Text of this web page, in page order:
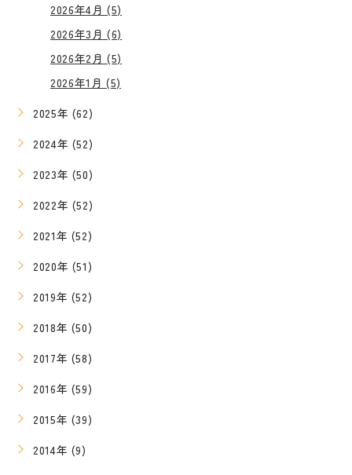
2026年4月 (5)
2026年3月 (6)
2026年2月 (5)
2026年1月 (5)
2025年 (62)
2024年 (52)
2023年 (50)
2022年 (52)
2021年 (52)
2020年 (51)
2019年 (52)
2018年 (50)
2017年 (58)
2016年 (59)
2015年 (39)
2014年 (9)